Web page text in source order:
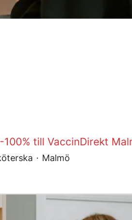
till VaccinDirekt
· Malmö